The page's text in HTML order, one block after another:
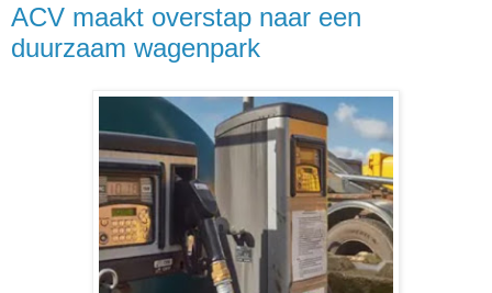
ACV maakt overstap naar een
duurzaam wagenpark